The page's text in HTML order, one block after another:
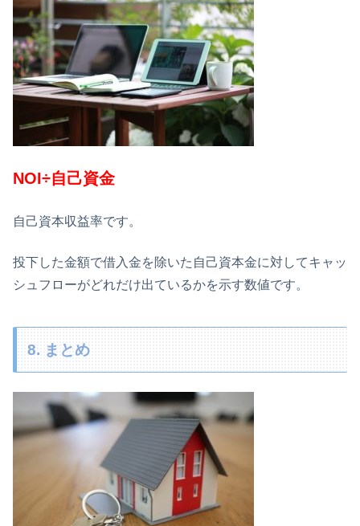
NOI÷自己資金
自己資本収益率です。
投下した金額で借入金を除いた自己資本金に対してキャッ
シュフローがどれだけ出ているかを示す数値です。
8. まとめ